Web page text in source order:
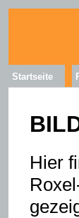
Startseite
Hier